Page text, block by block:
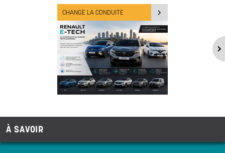
CHANGE LA CONDUITE
À SAVOIR